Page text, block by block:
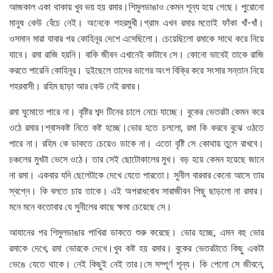
আজকাল একা থাকায় খুব ভয় হয় রমার।শিমুলডাঙাও কেমন শূন্য হয়ে গেছে। পুরোনো
মানুষ কেউ বেঁচে নেই। অনেকে শহরমুখী।গ্রাম এখন রমার মতোই ফাঁকা খাঁ-খাঁ।
ওসমান মারা যাবার পর কোহিনূর দেশে এসেছিলো। চেয়েছিলো রমাকে সাথে করে নিয়ে
যাবে। রমা রাজি হয়নি। বাকি জীবন এখানেই কাটাবে সে। কোনো ভাবেই তাকে রাজি
করতে পারেনি কোহিনূর। দুইছেলে তাদের ভাগের অংশ বিক্রি করে সংসার সন্তান নিয়ে
শহরবাসী। রহিম ছাড়া আর কেউ নেই রমার।
রমা ঘুমোতে পারে না। বৃষ্টির শব্দ টিনের চালে নেচে যাচ্ছে। বুকের ভেতরটা কেমন করে
ওঠে রমার।শ্বাসকষ্ট নিতে কষ্ট হচ্ছে।ভোর হতে চললো, রমা কি করবে বুঝে ওঠতে
পারে না। রহিম কে ডাকতে চেয়েও ডাকে না। এতো বৃষ্টি সে কোথায় তুলে রাখবে।
চঞ্চলের মুখটা ভেসে ওঠে। তার সেই ছোটোকালের মুখ। বড় হয়ে কেমন হয়েছে জানে
না রমা। একবার যদি ছেলেটাকে দেখে যেতে পারতো। সুনীল বারবার কেনো আসে তার
স্বপ্নে। কি বলতে চায় তাকে। এই অপরাধবোধ সারাজীবন পিছু ছাড়লো না রমার।
মনে মনে কতোবার যে সুনীলের কাছে ক্ষমা চেয়েছে সে।
আযানের পর শিমুলডাঙার পাখিরা ডাকতে শুরু করেছে। ভোর হচ্ছে, এমন বহু ভোর
রমাকে দেখে, রমা ভোরকে দেখে।খুব কষ্ট হয় রমার। বুকের ভেতরটাতে কিছু একটা
ভেঙে যেতে থাকে। নেই কিছুই নেই তার।সে সম্পূর্ণ শূন্য। কি পেলো সে জীবনে,